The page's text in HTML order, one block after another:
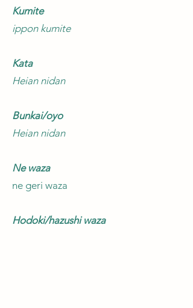
Kumite
ippon kumite
Kata
Heian nidan
Bunkai/oyo
Heian nidan
Ne waza
ne geri waza
Hodoki/hazushi waza